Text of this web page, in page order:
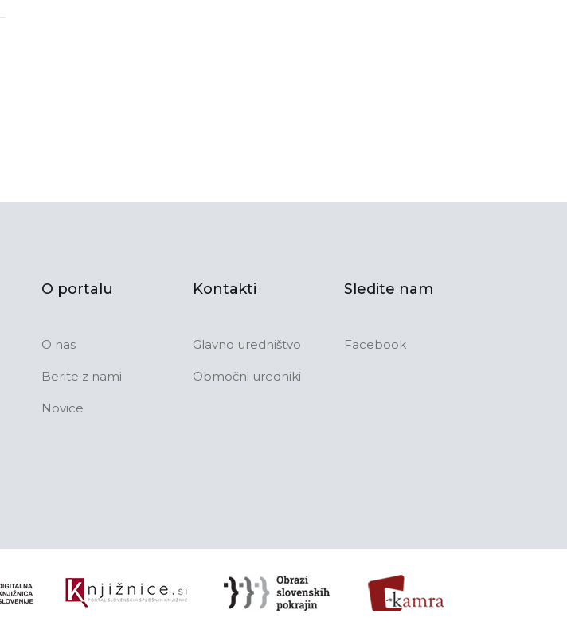
O portalu
O nas
Berite z nami
Novice
Kontakti
Glavno uredništvo
Območni uredniki
Sledite nam
Facebook